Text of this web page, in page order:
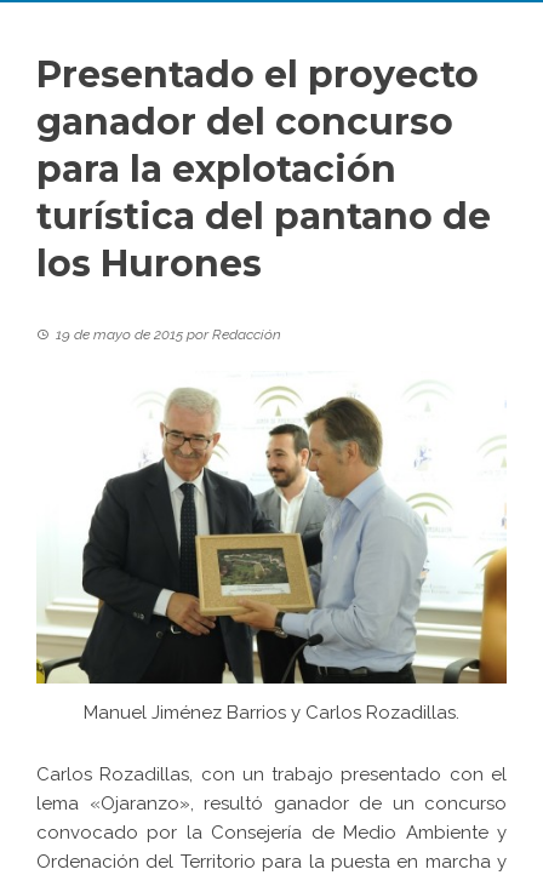
Presentado el proyecto
ganador del concurso
para la explotación
turística del pantano de
los Hurones
19 de mayo de 2015 porRedacción
Manuel Jiménez Barrios y Carlos Rozadillas.
Carlos Rozadillas, con un trabajo presentado con el
lema «Ojaranzo», resultó ganador de un concurso
convocado por la Consejería de Medio Ambiente y
Ordenación del Territorio para la puesta en marcha y